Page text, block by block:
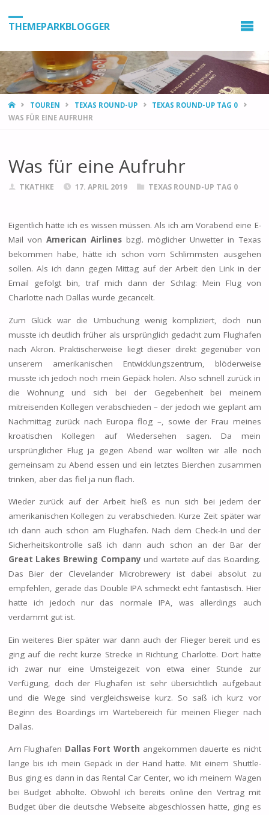
THEMEPARKBLOGGER
HOMETOUREN TEXAS ROUND-UP
TEXAS ROUND-UP TAG 0
WAS FÜR EINE AUFRUHR
Was für eine Aufruhr
TKATHKE 17. APRIL 2019 TEXAS ROUND-UP TAG 0
Eigentlich hätte ich es wissen müssen. Als ich am Vorabend eine E-
Mail von American Airlinesbzgl. möglicher Unwetter in Texas
bekommen habe, hätte ich schon vom Schlimmsten ausgehen
sollen. Als ich dann gegen Mittag auf der Arbeit den Link in der
Email gefolgt bin, traf mich dann der Schlag: Mein Flug von
Charlotte nach Dallas wurde gecancelt.
Zum Glück war die Umbuchung wenig kompliziert, doch nun
musste ich deutlich früher als ursprünglich gedacht zum Flughafen
nach Akron. Praktischerweise liegt dieser direkt gegenüber von
unserem amerikanischen Entwicklungszentrum, blöderweise
musste ich jedoch noch mein Gepäck holen. Also schnell zurück in
die Wohnung und sich bei der Gegebenheit bei meinem
mitreisenden Kollegen verabschieden – der jedoch wie geplant am
Nachmittag zurück nach Europa flog –, sowie der Frau meines
kroatischen Kollegen auf Wiedersehen sagen. Da mein
ursprünglicher Flug ja gegen Abend war wollten wir alle noch
gemeinsam zu Abend essen und ein letztes Bierchen zusammen
trinken, aber das fiel ja nun flach.
Wieder zurück auf der Arbeit hieß es nun sich bei jedem der
amerikanischen Kollegen zu verabschieden. Kurze Zeit später war
ich dann auch schon am Flughafen. Nach dem Check-In und der
Sicherheitskontrolle saß ich dann auch schon an der Bar der
Great Lakes Brewing Company und wartete auf das Boarding.
Das Bier der Clevelander Microbrewery ist dabei absolut zu
empfehlen, gerade das Double IPA schmeckt echt fantastisch. Hier
hatte ich jedoch nur das normale IPA, was allerdings auch
verdammt gut ist.
Ein weiteres Bier später war dann auch der Flieger bereit und es
ging auf die recht kurze Strecke in Richtung Charlotte. Dort hatte
ich zwar nur eine Umsteigezeit von etwa einer Stunde zur
Verfügung, doch der Flughafen ist sehr übersichtlich aufgebaut
und die Wege sind vergleichsweise kurz. So saß ich kurz vor
Beginn des Boardings im Wartebereich für meinen Flieger nach
Dallas.
Am Flughafen Dallas Fort Worth angekommen dauerte es nicht
lange bis ich mein Gepäck in der Hand hatte. Mit einem Shuttle-
Bus ging es dann in das Rental Car Center, wo ich meinem Wagen
bei Budget abholte. Obwohl ich bereits online den Vertrag mit
Budget über die deutsche Webseite abgeschlossen hatte, ging es